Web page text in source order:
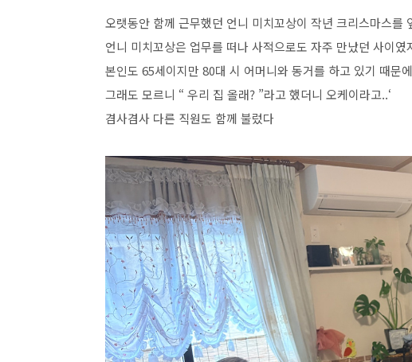
오랫동안 함께 근무했던 언니 미치꼬상이 작년 크리스마스를
언니 미치꼬상은 업무를 떠나 사적으로도 자주 만났던 사이
본인도 65세이지만 80대 시 어머니와 동거를 하고 있기 때문
그래도 모르니 “ 우리 집 올래? ”라고 했더니 오케이라고..‘
겸사겸사 다른 직원도 함께 불렀다